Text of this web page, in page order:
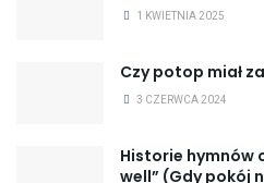
1 KWIETNIA 2025
Czy potop miał
3 CZERWCA 2024
Historie hymnów
well” (Gdy pokój